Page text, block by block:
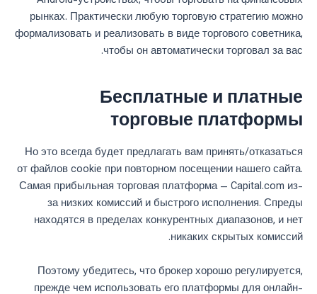
рынках. Практически любую торговую стратегию можно
формализовать и реализовать в виде торгового советника,
чтобы он автоматически торговал за вас.
Бесплатные и платные
торговые платформы
Но это всегда будет предлагать вам принять/отказаться
от файлов cookie при повторном посещении нашего сайта.
Самая прибыльная торговая платформа — Capital.com из-
за низких комиссий и быстрого исполнения. Спреды
находятся в пределах конкурентных диапазонов, и нет
никаких скрытых комиссий.
Поэтому убедитесь, что брокер хорошо регулируется,
прежде чем использовать его платформы для онлайн-